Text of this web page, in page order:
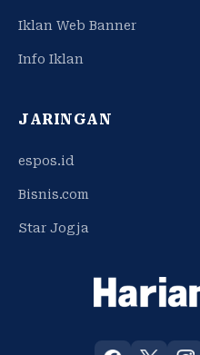
Iklan Web Banner
Info Iklan
JARINGAN
espos.id
Bisnis.com
Star Jogja